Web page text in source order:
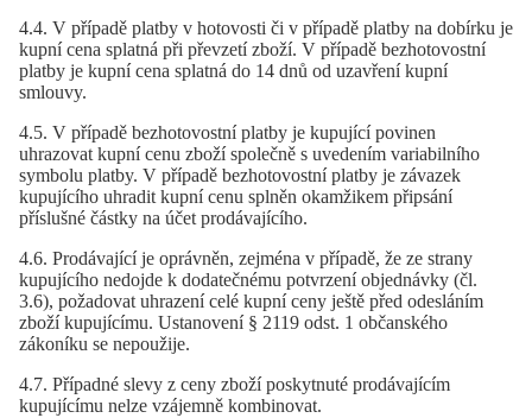
4.4. V případě platby v hotovosti či v případě platby na dobírku je
kupní cena splatná při převzetí zboží. V případě bezhotovostní
platby je kupní cena splatná do 14 dnů od uzavření kupní
smlouvy.
4.5. V případě bezhotovostní platby je kupující povinen
uhrazovat kupní cenu zboží společně s uvedením variabilního
symbolu platby. V případě bezhotovostní platby je závazek
kupujícího uhradit kupní cenu splněn okamžikem připsání
příslušné částky na účet prodávajícího.
4.6. Prodávající je oprávněn, zejména v případě, že ze strany
kupujícího nedojde k dodatečnému potvrzení objednávky (čl.
3.6), požadovat uhrazení celé kupní ceny ještě před odesláním
zboží kupujícímu. Ustanovení § 2119 odst. 1 občanského
zákoníku se nepoužije.
4.7. Případné slevy z ceny zboží poskytnuté prodávajícím
kupujícímu nelze vzájemně kombinovat.